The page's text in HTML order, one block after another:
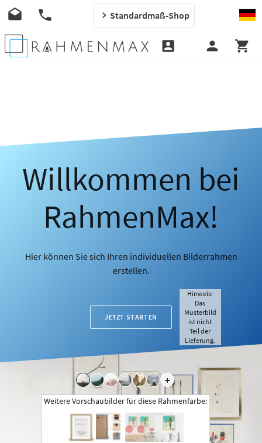
Standardmaß-Shop
Willkommen bei
RahmenMax!
Hier können Sie sich Ihren individuellen Bilderrahmen
erstellen.
JETZT STARTEN
+
Hinweis:
Das
Musterbild
ist nicht
Teil der
Lieferung.
Weitere Vorschaubilder für diese Rahmenfarbe: